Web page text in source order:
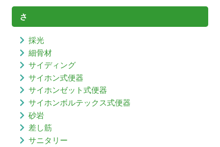
さ
採光
細骨材
サイディング
サイホン式便器
サイホンゼット式便器
サイホンボルテックス式便器
砂岩
差し筋
サニタリー